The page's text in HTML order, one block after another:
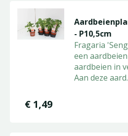
- P10,5cm
Fragaria
een
aardbeien in
Aan deze aard
€ 1,49